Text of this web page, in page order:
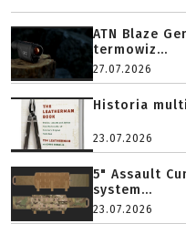
ATN Blaze
termowiz...
27.07.2026
Historia
23.07.2026
5" Assault
system...
23.07.2026